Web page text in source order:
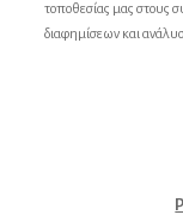
τοποθεσίας μας στους
διαφημίσεων και